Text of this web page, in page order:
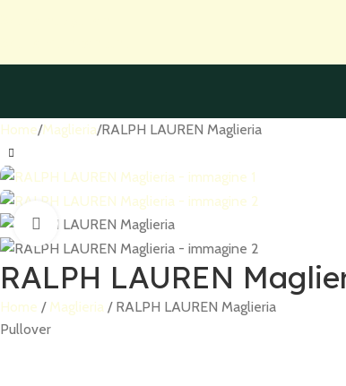
Home Maglieria RALPH LAUREN Maglieria
Click to enlarge
RALPH LAUREN
Home Maglieria
RALPH LAUREN Maglieria
Pullover